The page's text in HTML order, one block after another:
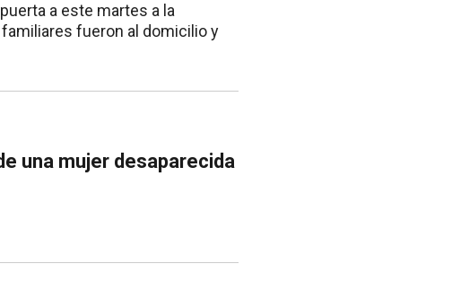
a este martes a la
fueron al domicilio y
una mujer desaparecida